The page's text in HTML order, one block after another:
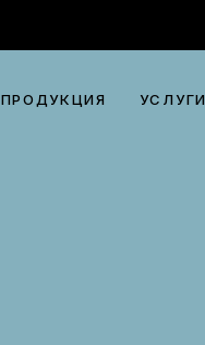
ПРОДУКЦИЯ УСЛУГИ